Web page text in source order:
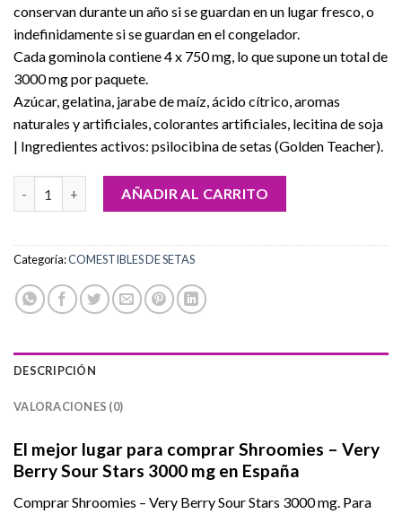
conservan durante un año si se guardan en un lugar fresco, o
indefinidamente si se guardan en el congelador.
Cada gominola contiene 4 x 750 mg, lo que supone un total de
3000 mg por paquete.
Azúcar, gelatina, jarabe de maíz, ácido cítrico, aromas
naturales y artificiales, colorantes artificiales, lecitina de soja
| Ingredientes activos: psilocibina de setas (Golden Teacher).
Comprar Shroomies – Very Berry Sour Stars 3000 mg cantidad
AÑADIR AL CARRITO
Categoría:COMESTIBLES DE SETAS
DESCRIPCIÓN
VALORACIONES (0)
El mejor lugar para comprar Shroomies – Very
Berry Sour Stars 3000 mg en España
Comprar Shroomies – Very Berry Sour Stars 3000 mg. Para